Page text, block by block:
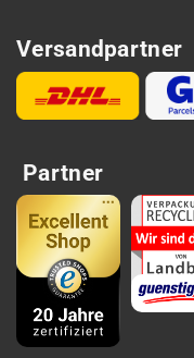
Versandpartner
Partner